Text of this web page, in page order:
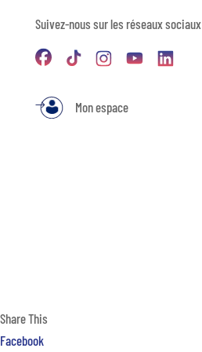
Suivez-nous sur les réseaux sociaux
Mon espace
Share This
Facebook